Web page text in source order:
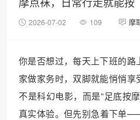
2026-07-02 109 摩
你是否想过，每天上下班的路
家做家务时，双脚就能悄悄
不是科幻电影，而是“足底按
真实体验。但先别急着下单